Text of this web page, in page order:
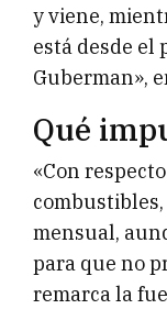
y viene,
está desde el
Guberman»,
Qué
«Con
mensual,
para que no
remarca la